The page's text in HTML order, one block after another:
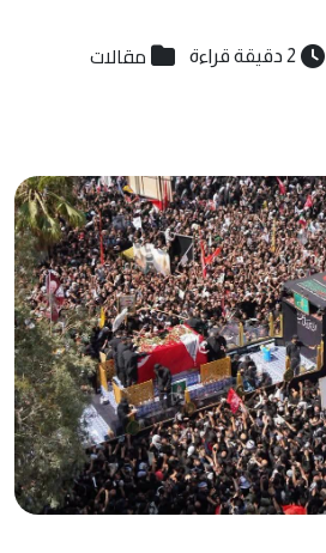
2 دقيقة قراءة مقالات